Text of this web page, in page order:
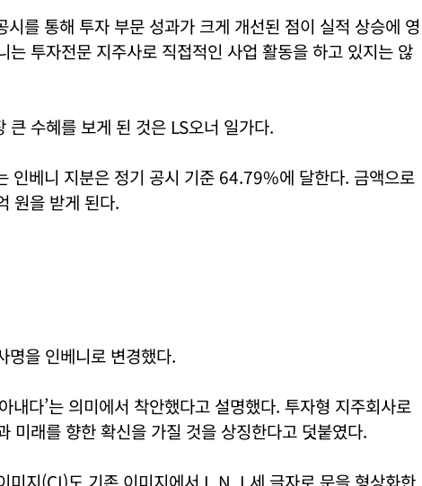
를 통해 투자 부문 성과가 크게 개선된 점이 실적 상승에 영
는 투자전문 지주사로 직접적인 사업 활동을 하고 있지는 않
큰 수혜를 보게 된 것은 LS오너 일가다.
인베니 지분은 정기 공시 기준 64.79%에 달한다. 금액으로
원을 받게 된다.
을 인베니로 변경했다.
내다’는 의미에서 착안했다고 설명했다. 투자형 지주회사로
미래를 향한 확신을 가질 것을 상징한다고 덧붙였다.
미지(CI)도 기존 이미지에서 I, N, I 세 글자로 문을 형상화한